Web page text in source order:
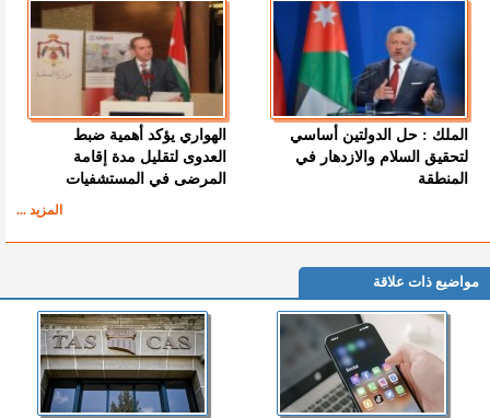
الملك : حل الدولتين أساسي
لتحقيق السلام والازدهار في
المنطقة
الهواري يؤكد أهمية ضبط
العدوى لتقليل مدة إقامة
المرضى في المستشفيات
المزيد ...
مواضيع ذات علاقة